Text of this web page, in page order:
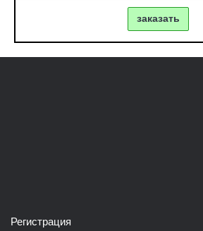
заказать
Регистрация